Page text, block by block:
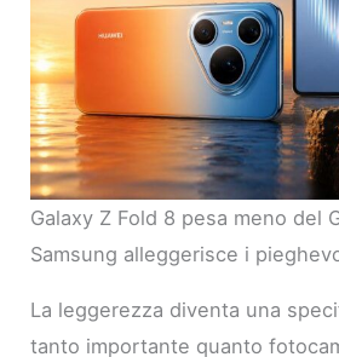
Galaxy Z Fold 8 pesa meno del
Samsung alleggerisce i
La leggerezza diventa una
tanto importante quanto